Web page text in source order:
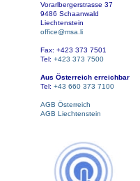
Vorarlbergerstrasse 37
9486 Schaanwald
Liechtenstein
office@msa.li
Fax: +423 373 7501
Tel: +423 373 7500
Aus Österreich erreichbar
Tel: +43 660 373 7100
AGB Österreich
AGB Liechtenstein